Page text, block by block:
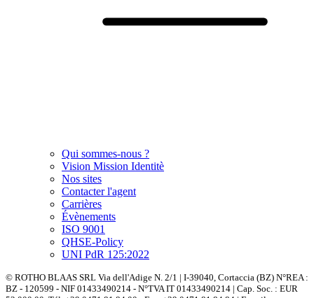
Qui sommes-nous ?
Vision Mission Identitè
Nos sites
Contacter l'agent
Carrières
Évènements
ISO 9001
QHSE-Policy
UNI PdR 125:2022
© ROTHO BLAAS SRL Via dell'Adige N. 2/1 | I-39040, Cortaccia (BZ) N°REA :
BZ - 120599 - NIF 01433490214 - N°TVA IT 01433490214 | Cap. Soc. : EUR